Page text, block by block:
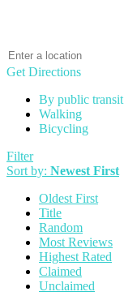
Get Directions
By public transit
Walking
Bicycling
Filter
Sort by: Newest First
Oldest First
Title
Random
Most Reviews
Highest Rated
Claimed
Unclaimed